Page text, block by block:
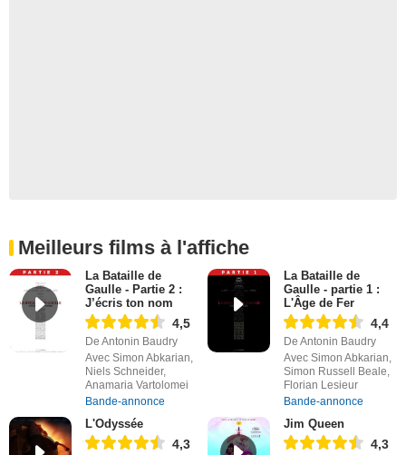
Meilleurs films à l'affiche
La Bataille de
Gaulle - Partie 2 :
J’écris ton nom
4,5
De Antonin Baudry
Avec Simon Abkarian,
Niels Schneider,
Anamaria Vartolomei
Bande-annonce
La Bataille de
Gaulle - partie 1 :
L'Âge de Fer
4,4
De Antonin Baudry
Avec Simon Abkarian,
Simon Russell Beale,
Florian Lesieur
Bande-annonce
L'Odyssée
4,3
Jim Queen
4,3